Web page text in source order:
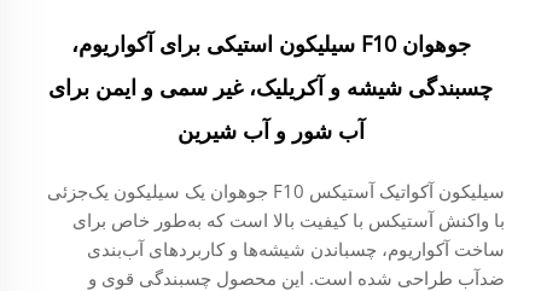
جوهوان F10 سیلیکون استیکی برای آکواریوم،
چسبندگی شیشه و آکریلیک، غیر سمی و ایمن برای
آب شور و آب شیرین
سیلیکون آکواتیک آستیکس F10 جوهوان یک سیلیکون یک‌جزئی
با واکنش آستیکس با کیفیت بالا است که به‌طور خاص برای
ساخت آکواریوم، چسباندن شیشه‌ها و کاربردهای آب‌بندی
ضدآب طراحی شده است. این محصول چسبندگی قوی و